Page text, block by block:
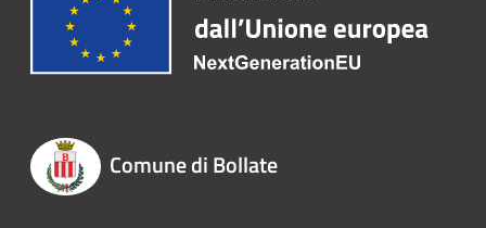
Comune di Bollate